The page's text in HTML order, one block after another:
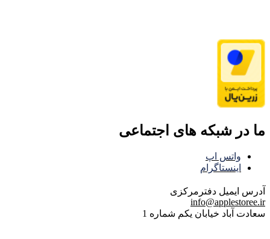
ما در شبکه های اجتماعی
واتس اپ
اینستاگرام
آدرس ایمیل دفترمرکزی
info@applestoree.ir
سعادت آباد خیابان یکم شماره 1